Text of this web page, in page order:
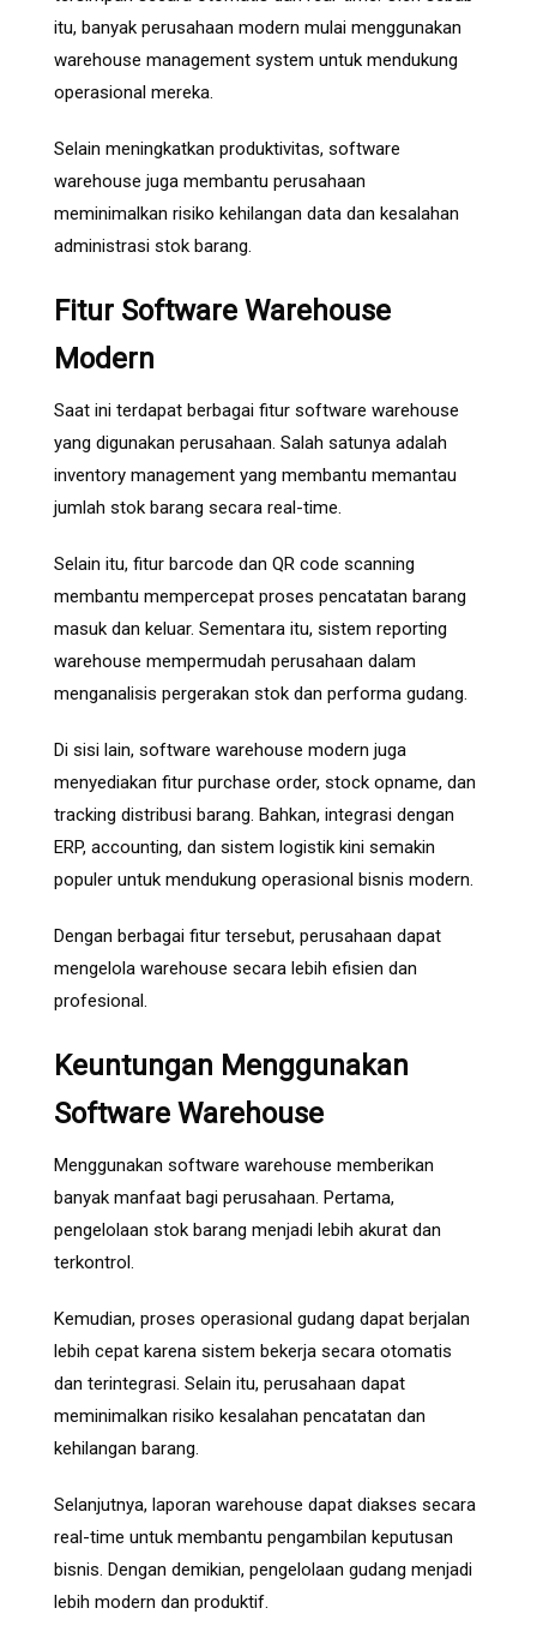
itu, banyak perusahaan modern mulai menggunakan
warehouse management system untuk mendukung
operasional mereka.
Selain meningkatkan produktivitas, software
warehouse juga membantu perusahaan
meminimalkan risiko kehilangan data dan kesalahan
administrasi stok barang.
Fitur Software Warehouse
Modern
Saat ini terdapat berbagai fitur software warehouse
yang digunakan perusahaan. Salah satunya adalah
inventory management yang membantu memantau
jumlah stok barang secara real-time.
Selain itu, fitur barcode dan QR code scanning
membantu mempercepat proses pencatatan barang
masuk dan keluar. Sementara itu, sistem reporting
warehouse mempermudah perusahaan dalam
menganalisis pergerakan stok dan performa gudang.
Di sisi lain, software warehouse modern juga
menyediakan fitur purchase order, stock opname, dan
tracking distribusi barang. Bahkan, integrasi dengan
ERP, accounting, dan sistem logistik kini semakin
populer untuk mendukung operasional bisnis modern.
Dengan berbagai fitur tersebut, perusahaan dapat
mengelola warehouse secara lebih efisien dan
profesional.
Keuntungan Menggunakan
Software Warehouse
Menggunakan software warehouse memberikan
banyak manfaat bagi perusahaan. Pertama,
pengelolaan stok barang menjadi lebih akurat dan
terkontrol.
Kemudian, proses operasional gudang dapat berjalan
lebih cepat karena sistem bekerja secara otomatis
dan terintegrasi. Selain itu, perusahaan dapat
meminimalkan risiko kesalahan pencatatan dan
kehilangan barang.
Selanjutnya, laporan warehouse dapat diakses secara
real-time untuk membantu pengambilan keputusan
bisnis. Dengan demikian, pengelolaan gudang menjadi
lebih modern dan produktif.